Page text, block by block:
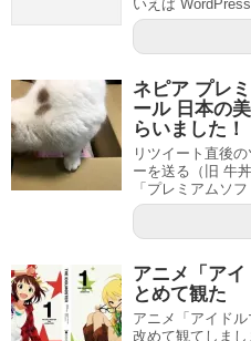
いえば
ネピア プレ
ール 日本の
らいました！
リツイート直後
ーを送る（旧 牛
「プレミアムソ
アニメ「アイ
とめて観た
アニメ「アイド
改めて観てしまし